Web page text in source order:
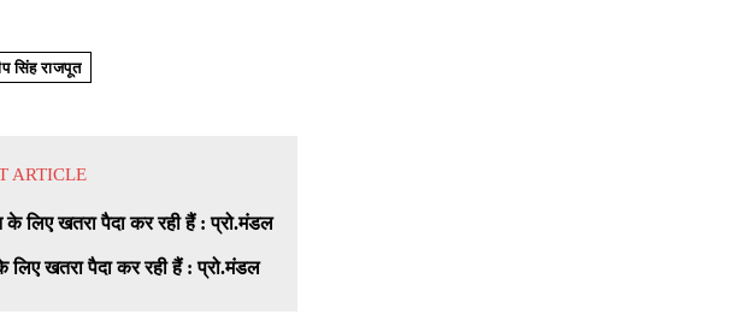
सिंह राजपूत
ARTICLE
लिए खतरा पैदा कर रही हैं : प्रो.मंडल